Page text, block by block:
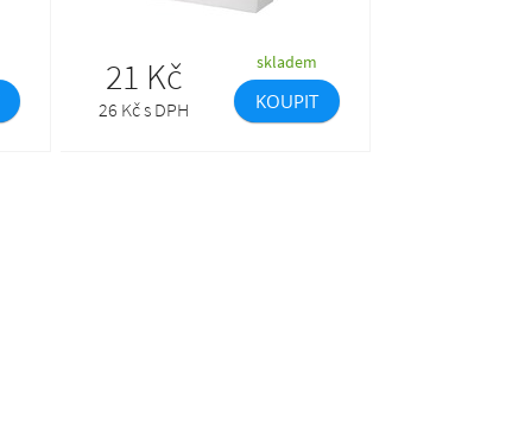
skladem
KOUPIT
21 Kč
26 Kč s DPH